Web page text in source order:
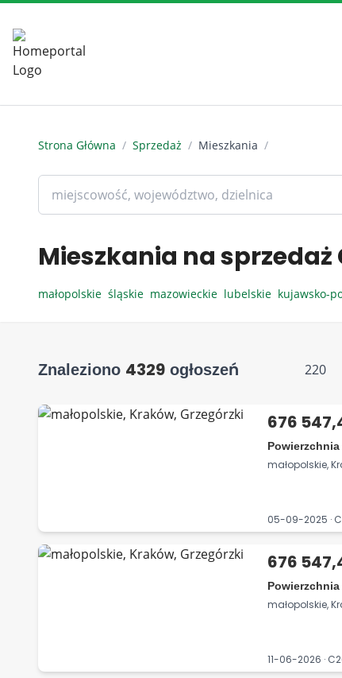
Strona Główna / Sprzedaż / Mieszkania /
Mieszkania na sprzedaż
małopolskie śląskie mazowieckie lubelskie kujawsko-
Znaleziono 4329 ogłoszeń 220
676
małopolskie,
05-09-2025 ·
676
małopolskie,
11-06-2026 ·